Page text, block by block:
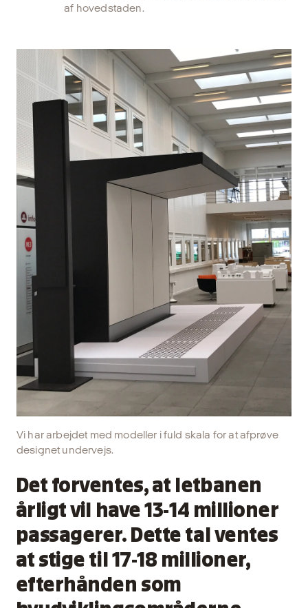
af hovedstaden.
Vi har arbejdet med modeller i fuld skala for at afprøve
designet undervejs.
Det forventes, at letbanen
årligt vil have 13-14 millioner
passagerer. Dette tal ventes
at stige til 17-18 millioner,
efterhånden som